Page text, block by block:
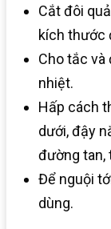
Cắt đôi
kích thước
Cho tắc và
nhiệt.
Hấp cách
dưới, đậy
đường tan,
Để nguội
dùng.